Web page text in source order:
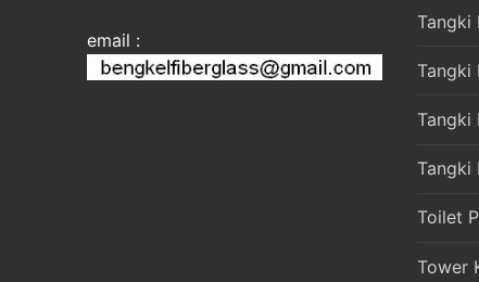
email :
Tangki
Tangki
Tangki
Tangki
Toilet
Tower